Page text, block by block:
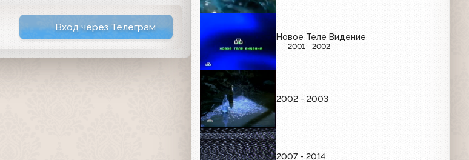
Вход через Телеграм
00:56
00:15
00:13
Новое Теле Видение
2001 - 2002
2002 - 2003
2007 - 2014